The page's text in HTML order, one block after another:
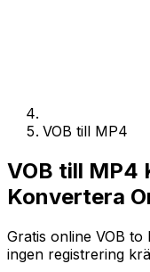
VOB till MP4
VOB till
Konvertera
Gratis online VOB
ingen registrering